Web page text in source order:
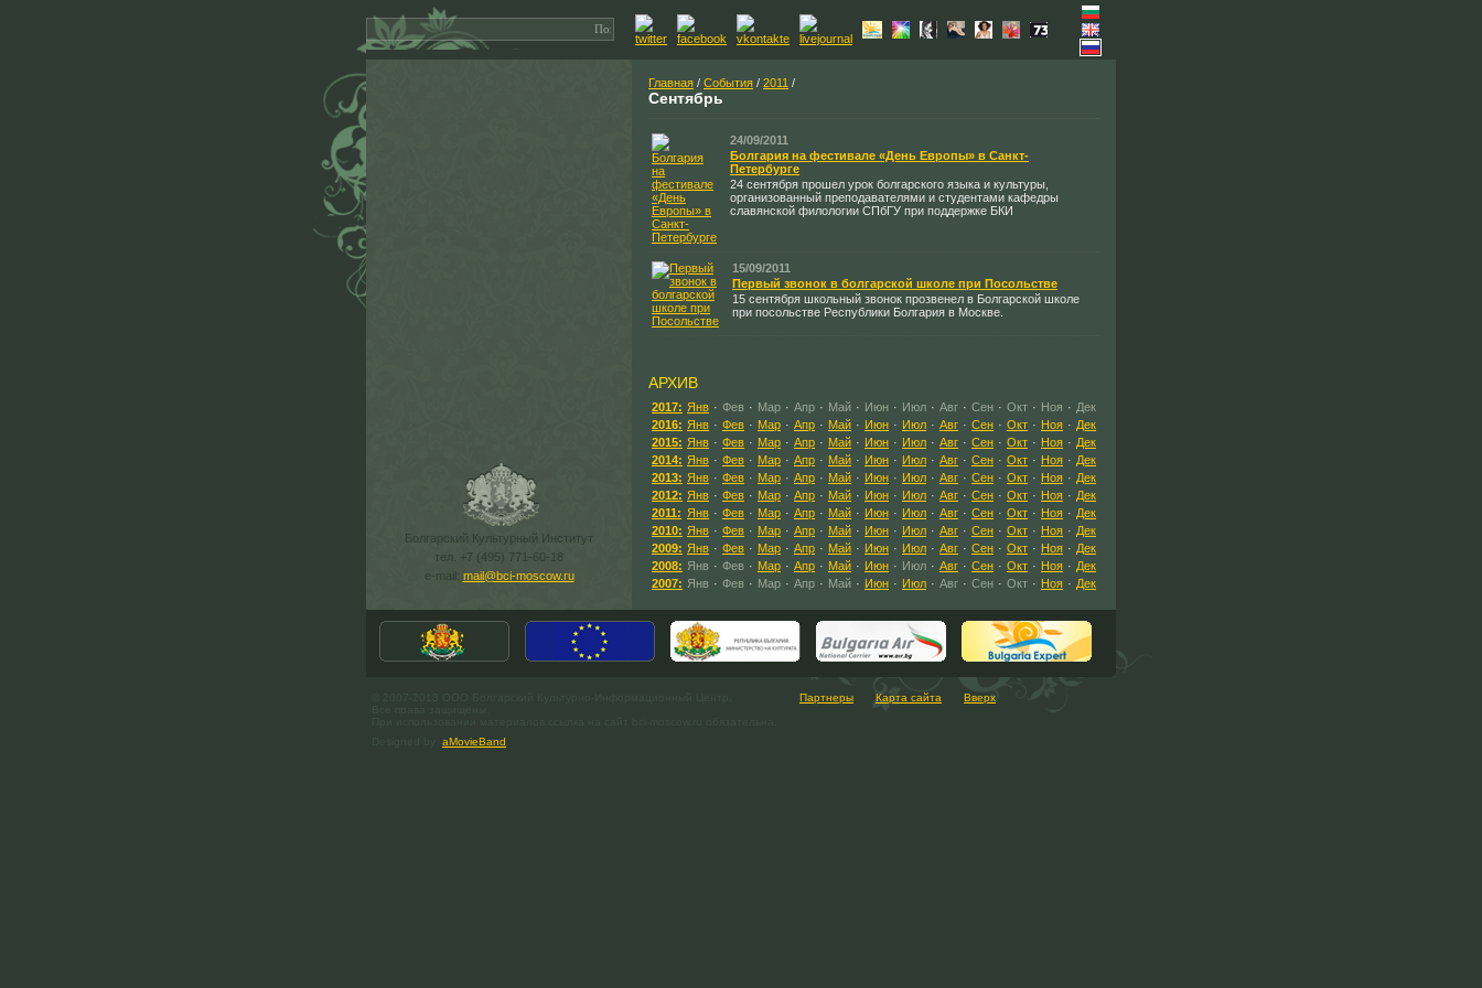
Болгарский Культурный Институт
тел. +7 (495) 771-60-18
e-mail: mail@bci-moscow.ru
Главная / События / 2011 /
Сентябрь
24/09/2011
Болгария на фестивале «День Европы» в Санкт-
Петербурге
24 сентября прошел урок болгарского языка и культуры,
организованный преподавателями и студентами кафедры
славянской филологии СПбГУ при поддержке БКИ
15/09/2011
Первый звонок в болгарской школе при Посольстве
15 сентября школьный звонок прозвенел в Болгарской школе
при посольстве Республики Болгария в Москве.
АРХИВ
2017: Янв · Фев · Мар · Апр · Май · Июн · Июл · Авг · Сен · Окт · Ноя · Дек
2016: Янв · Фев · Мар · Апр · Май · Июн · Июл · Авг · Сен · Окт · Ноя · Дек
2015: Янв · Фев · Мар · Апр · Май · Июн · Июл · Авг · Сен · Окт · Ноя · Дек
2014: Янв · Фев · Мар · Апр · Май · Июн · Июл · Авг · Сен · Окт · Ноя · Дек
2013: Янв · Фев · Мар · Апр · Май · Июн · Июл · Авг · Сен · Окт · Ноя · Дек
2012: Янв · Фев · Мар · Апр · Май · Июн · Июл · Авг · Сен · Окт · Ноя · Дек
2011: Янв · Фев · Мар · Апр · Май · Июн · Июл · Авг · Сен · Окт · Ноя · Дек
2010: Янв · Фев · Мар · Апр · Май · Июн · Июл · Авг · Сен · Окт · Ноя · Дек
2009: Янв · Фев · Мар · Апр · Май · Июн · Июл · Авг · Сен · Окт · Ноя · Дек
2008: Янв · Фев · Мар · Апр · Май · Июн · Июл · Авг · Сен · Окт · Ноя · Дек
2007: Янв · Фев · Мар · Апр · Май · Июн · Июл · Авг · Сен · Окт · Ноя · Дек
aMovieBand
Партнеры Карта сайта Вверх